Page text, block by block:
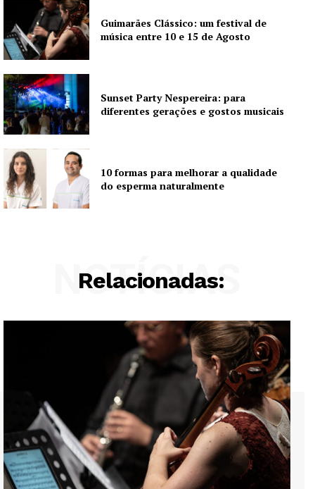
Guimarães Clássico: um festival de
música entre 10 e 15 de Agosto
Sunset Party Nespereira: para
diferentes gerações e gostos musicais
10 formas para melhorar a qualidade
do esperma naturalmente
Relacionadas:
NOTÍCIAS